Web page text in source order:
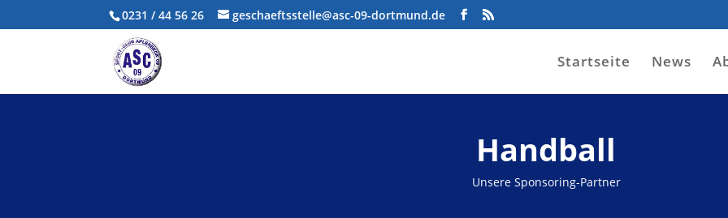
0231 / 44 56 26 geschaeftsstelle@asc-09-dortmund.de
Startseite News
Handball
Unsere Sponsoring-Partner